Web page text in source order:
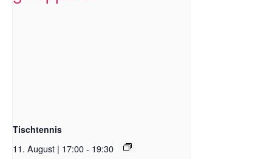
Tischtennis
11. August | 17:00- 19:30